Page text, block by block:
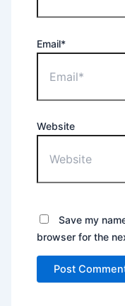
Email*
Website
Save my
browser for the